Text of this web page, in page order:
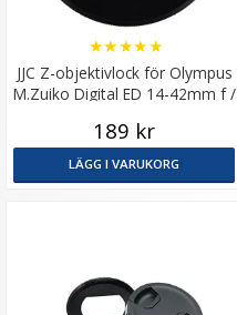
JJC Z-objektivlock för Olympus
M.Zuiko Digital ED 14-42mm f /
★★★★★
189 kr
LÄGG I VARUKORG